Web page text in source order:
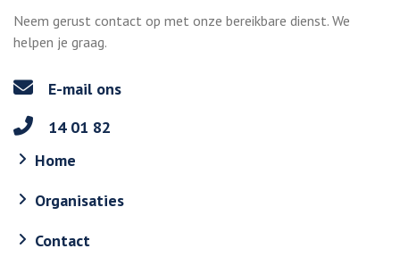
Neem gerust contact op met onze bereikbare dienst. We
helpen je graag.
E-mail ons
14 01 82
Home
Organisaties
Contact